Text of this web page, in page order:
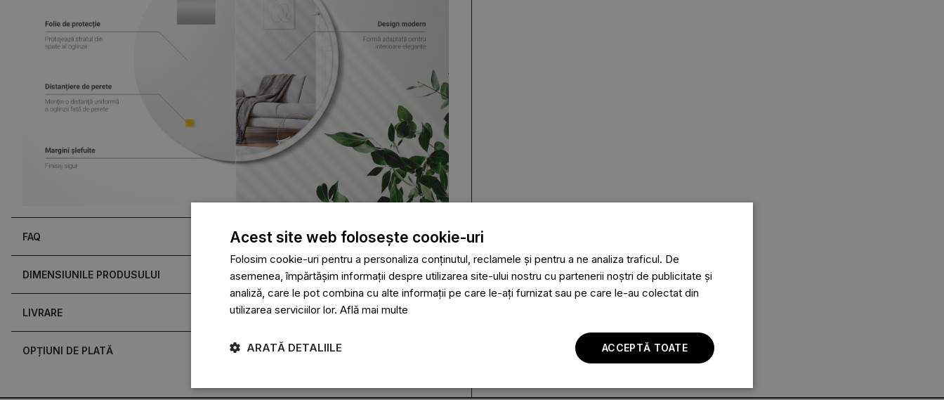
FAQ
DIMENSIUNILE PRODUSULUI
LIVRARE
OPȚIUNI DE PLATĂ
Acest site web folosește cookie-uri
Folosim cookie-uri pentru a personaliza conținutul, reclamele și pentru a ne analiza traficul. De
asemenea, împărtășim informații despre utilizarea site-ului nostru cu partenerii noștri de publicitate și
analiză, care le pot combina cu alte informații pe care le-ați furnizat sau pe care le-au colectat din
utilizarea serviciilor lor. Află mai multe
ACCEPTĂ TOATE
ARATĂ DETALIILE